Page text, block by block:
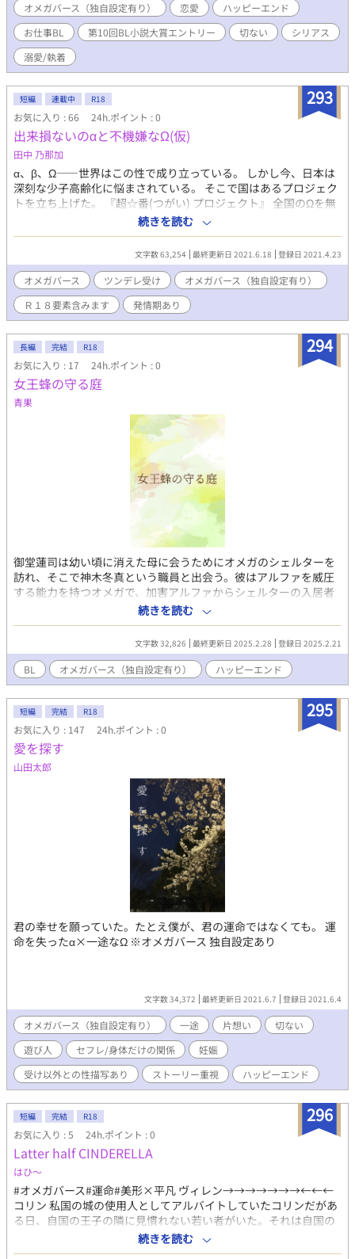
ぜか彼が赴く異動先は赤字経営の小田原店だった。地元出身の紫
苑ならではの抜擢だったのだが、経営不振の建て直しに与えられ
た時間はなんと一年間しかなかった。なんとか小田原店を盛り上
げようとワンコインワインティスティングやスイーツバイキング
など試みるも、シェフ不在の店では出来ることは限られていた。
るが、箱根のお祭りに屋台を出そうとする紫苑についてくるスタ
ッフはおらず、一人で売上げをあげなければならなかった。 イン
スタ映えする選べるクレープシュゼットは目の前で繰り広げられ
るパフォーマンスを動画にとる人たちで溢れ、この当たりに当た
った企画は紫苑一人では到底こなせない忙しさであり、なかなか
出ないスイーツに徐々に観客の苦情もあがっていく。そんなとき
紫苑のフライパンをゆっくり握る色黒の手があった。 神無月柊、
強烈なフェロモンを持つΩ嫌いのスーパーα。普段はα用抑制剤を
常用する神無月であったが彼は大のΩ嫌いだった。 常に前向きに
仕事をする紫苑に元来パーソナルスペースの狭い神無月は紫苑の
思惑とは反対に一気に距離を詰めていく。偶然にも神無月の家で
薬をのみ忘れた神無月のせいで、軽いヒートを起こす紫苑は神無
月にオメガだとバレてしまう。 αに恋をしていると思っていたΩ嫌
いのスーパーα(攻め)×ばれないように疑似α剤を飲み続けるΩ嫌い
の一途なΩ(受け)が経営回復のミッションを成功させていくなか
で、距離を縮めて行く話です。R18は後半です。
オメガバース（独自設定有り） 恋愛
ハッピーエンド
お仕事BL
第10回BL小説大賞エントリー 切ない
シリアス
溺愛/執着
293
短編 連載中 R18
お気に入り : 66 24h.ポイント : 0
出来損ないのα‬と不機嫌なΩ(仮)
田中 乃那加
‪α‬、β、Ω――世界はこの性で成り立っている。 しかし今、日本は
深刻な少子高齢化に悩まされている。 そこで国はあるプロジェク
トを立ち上げた。 『超☆番(つがい) プロジェクト』 全国のΩを無
作為で選び、遺伝子検査の結果で相性の良い‪α‬と無理矢理結ばせる
――という。 人権無視な、思い切った政策。 Ωの片桐 陸斗(か
たぎり りくと)は‪α‬の男が大嫌いだ。 そして自らの性も激しく嫌悪
していた。 そんな中、現れたのが自称『運命の番』‪α、大嶌 太郎
(おおしま たろう) しかも彼は、稀に見る『出来損ない』で……。
ワンコ系の天然？ ×過去あり(？)のツンツン の理不尽系BL ※タイ
トルが(仮)なのは、変更する可能性を示唆しております ご承知を
続きを読む
文字数 63,254 最終更新日 2021.6.18 登録日 2021.4.23
オメガバース ツンデレ受け
オメガバース（独自設定有り）
Ｒ１８要素含みます
発情期あり
294
長編 完結 R18
お気に入り : 17 24h.ポイント : 0
女王蜂の守る庭
青果
御堂蓮司は幼い頃に消えた母に会うためにオメガのシェルターを
訪れ、そこで神木冬真という職員と出会う。彼はアルファを威圧
する能力を持つオメガで、加害アルファからシェルターの入居者
を守っていた。アルファ不信気味な神木だったが、初対面で敵意
を向けなかった蓮司には友好的な態度を見せる。 ※オメガバース
について作品内で特に説明はありません。また若干の独自設定が
含まれます。 ※他サイトにも掲載しています。
続きを読む
文字数 32,826 最終更新日 2025.2.28 登録日 2025.2.21
BL オメガバース（独自設定有り） ハッピーエンド
295
短編 完結 R18
お気に入り : 147 24h.ポイント : 0
愛を探す
山田太郎
君の幸せを願っていた。たとえ僕が、君の運命ではなくても。 運
命を失ったα×一途なΩ ※オメガバース 独自設定あり
文字数 34,372 最終更新日 2021.6.7 登録日 2021.6.4
オメガバース（独自設定有り） 一途 片想い
切ない
遊び人
セフレ/身体だけの関係
妊娠
受け以外との性描写あり
ストーリー重視 ハッピーエンド
296
短編 完結 R18
お気に入り : 5 24h.ポイント : 0
Latter half CINDERELLA
はひ〜
#オメガバース#運命#美形×平凡 ヴィレン→→→→→→→←←←
コリン 私国の城の使用人としてアルバイトしていたコリンだがあ
る日、自国の王子の隣に見慣れない若い者がいた。それは自国の
王子の友人であり北の国の王子であるヴィレンであった。 2人が
目があったその時…。
続きを読む